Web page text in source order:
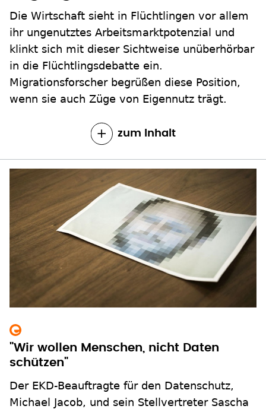
Die Wirtschaft sieht in Flüchtlingen vor allem
ihr ungenutztes Arbeitsmarktpotenzial und
klinkt sich mit dieser Sichtweise unüberhörbar
in die Flüchtlingsdebatte ein.
Migrationsforscher begrüßen diese Position,
wenn sie auch Züge von Eigennutz trägt.
zum Inhalt
"Wir wollen Menschen, nicht Daten
schützen"
Der EKD-Beauftragte für den Datenschutz,
Michael Jacob, und sein Stellvertreter Sascha